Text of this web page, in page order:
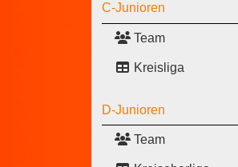
C-Junioren
Team
Kreisliga
D-Junioren
Team